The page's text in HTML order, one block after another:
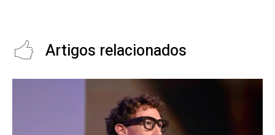
Artigos relacionados